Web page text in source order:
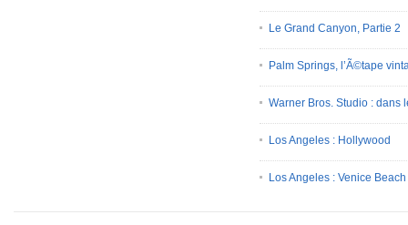
Le Grand Canyon, Partie 2
Palm Springs, l’Ã©tape
Warner Bros. Studio : dans
Los Angeles : Hollywood
Los Angeles : Venice